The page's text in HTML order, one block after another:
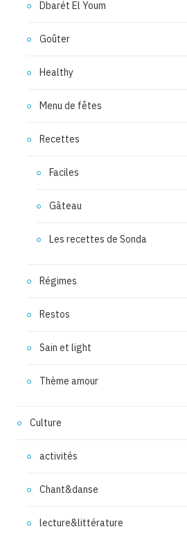
Dbarét El Youm
Goûter
Healthy
Menu de fêtes
Recettes
Faciles
Gâteau
Les recettes de Sonda
Régimes
Restos
Sain et light
Thème amour
Culture
activités
Chant&danse
lecture&littérature